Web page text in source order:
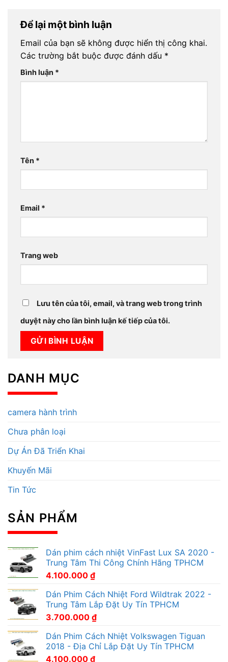
Để lại một bình luận
Email của bạn sẽ không được hiển thị công khai.
Các trường bắt buộc được đánh dấu *
Bình luận *
Tên *
Email *
Trang web
Lưu tên của tôi, email, và trang web trong trình
duyệt này cho lần bình luận kế tiếp của tôi.
DANH MỤC
camera hành trình
Chưa phân loại
Dự Án Đã Triển Khai
Khuyến Mãi
Tin Tức
SẢN PHẨM
Dán phim cách nhiệt VinFast Lux SA 2020 -
Trung Tâm Thi Công Chính Hãng TPHCM
4.100.000 ₫
Dán Phim Cách Nhiệt Ford Wildtrak 2022 -
Trung Tâm Lắp Đặt Uy Tín TPHCM
3.700.000 ₫
Dán Phim Cách Nhiệt Volkswagen Tiguan
2018 - Địa Chỉ Lắp Đặt Uy Tín TPHCM
4.100.000 ₫